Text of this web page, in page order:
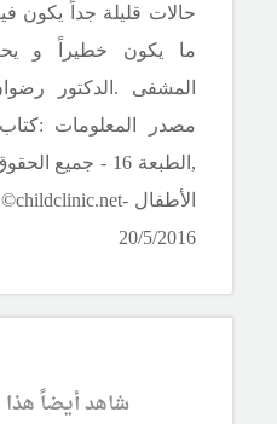
حالات قليلة جداً يكون
ما يكون خطيراً و
المشفى
.الدكتور
مصدر المعلومات
,الطبعة 16 -
الأطفال -
20/5/2016
شاهد أيضاً هذا